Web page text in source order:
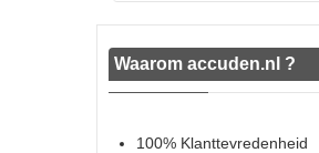
Waarom accuden.nl ?
100% Klanttevredenheid